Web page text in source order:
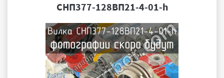
СНП377-128ВП21-4-01-h